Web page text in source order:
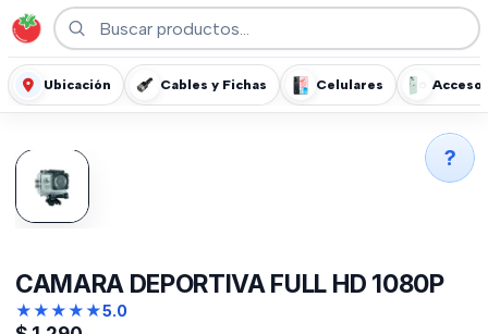
Ubicación Cables y Fichas Celulares
CAMARA DEPORTIVA FULL HD 1080P
★★★★★5.0
?